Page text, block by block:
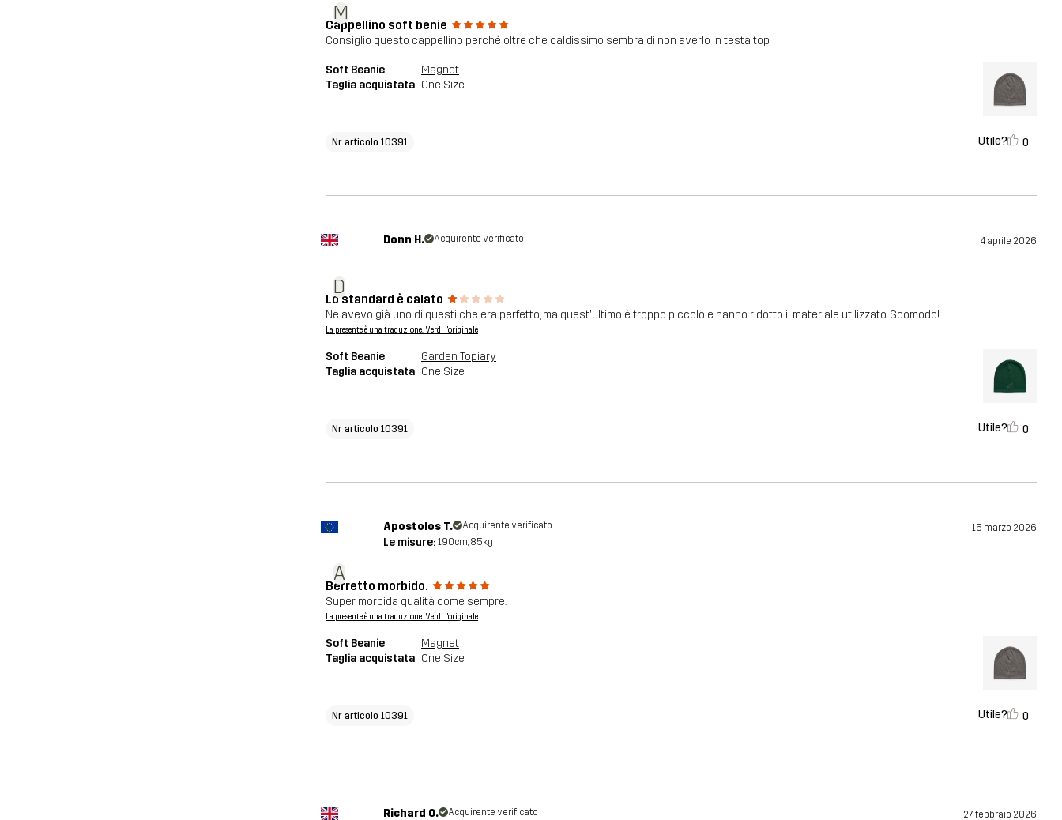
M
Cappellino soft benie
Consiglio questo cappellino perché oltre che caldissimo sembra di non averlo in testa top
Soft Beanie
Magnet
Taglia acquistata One Size
Nr articolo 10391 Utile? 0
D
Donn H. Acquirente verificato 4 aprile 2026
Lo standard è calato
Ne avevo già uno di questi che era perfetto, ma quest'ultimo è troppo piccolo e hanno ridotto il materiale utilizzato. Scomodo!
La presente è una traduzione. Verdi l'originale
Soft Beanie
Garden Topiary
Taglia acquistata One Size
Nr articolo 10391 Utile? 0
A
Apostolos T. Acquirente verificato 15 marzo 2026
Le misure: 190cm, 85kg
Berretto morbido.
Super morbida qualità come sempre.
La presente è una traduzione. Verdi l'originale
Soft Beanie
Magnet
Taglia acquistata One Size
Nr articolo 10391 Utile? 0
Richard O. Acquirente verificato 27 febbraio 2026